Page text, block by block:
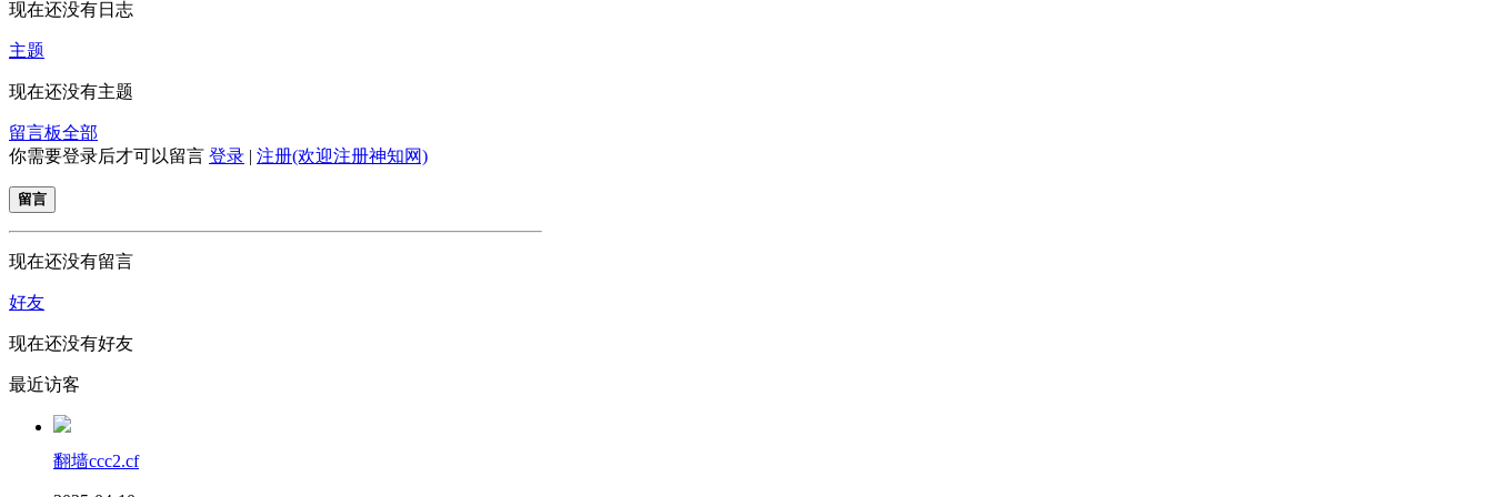
现在还没有日志
主题
现在还没有主题
留言板全部
你需要登录后才可以留言 登录 | 注册(欢迎注册神知网)
留言
现在还没有留言
好友
现在还没有好友
最近访客
翻墙ccc2.cf